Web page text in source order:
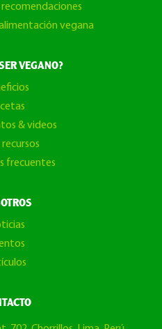
vegana
VEGANO?
& videos
frecuentes